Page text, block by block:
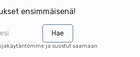
ensimmäisenä!
Hae
ja suostut saamaan